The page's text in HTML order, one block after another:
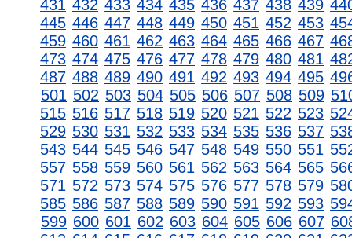
431 432 433 434 435 436 437 438 439
445 446 447 448 449 450 451 452 453
459 460 461 462 463 464 465 466 467
473 474 475 476 477 478 479 480 481
487 488 489 490 491 492 493 494 495
501 502 503 504 505 506 507 508 509
515 516 517 518 519 520 521 522 523
529 530 531 532 533 534 535 536 537
543 544 545 546 547 548 549 550 551
557 558 559 560 561 562 563 564 565
571 572 573 574 575 576 577 578 579
585 586 587 588 589 590 591 592 593
599 600 601 602 603 604 605 606 607